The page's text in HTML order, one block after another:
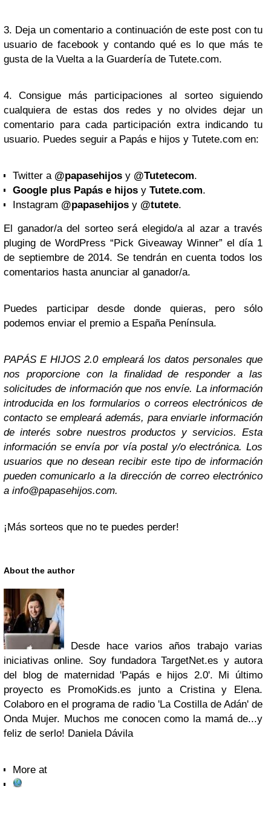
3. Deja un comentario a continuación de este post con tu
usuario de facebook y contando qué es lo que más te
gusta de la Vuelta a la Guardería de Tutete.com.
4. Consigue más participaciones al sorteo siguiendo
cualquiera de estas dos redes y no olvides dejar un
comentario para cada participación extra indicando tu
usuario. Puedes seguir a Papás e hijos y Tutete.com en:
Twitter a @papasehijos y @Tutetecom.
Google plus Papás e hijos y Tutete.com.
Instagram @papasehijos y @tutete.
El ganador/a del sorteo será elegido/a al azar a través
pluging de WordPress “Pick Giveaway Winner” el día 1
de septiembre de 2014. Se tendrán en cuenta todos los
comentarios hasta anunciar al ganador/a.
Puedes participar desde donde quieras, pero sólo
podemos enviar el premio a España Península.
PAPÁS E HIJOS 2.0 empleará los datos personales que
nos proporcione con la finalidad de responder a las
solicitudes de información que nos envíe. La información
introducida en los formularios o correos electrónicos de
contacto se empleará además, para enviarle información
de interés sobre nuestros productos y servicios. Esta
información se envía por vía postal y/o electrónica. Los
usuarios que no desean recibir este tipo de información
pueden comunicarlo a la dirección de correo electrónico
a info@papasehijos.com.
¡Más sorteos que no te puedes perder!
About the author
Desde hace varios años trabajo varias
iniciativas online. Soy fundadora TargetNet.es y autora
del blog de maternidad 'Papás e hijos 2.0'. Mi último
proyecto es PromoKids.es junto a Cristina y Elena.
Colaboro en el programa de radio 'La Costilla de Adán' de
Onda Mujer. Muchos me conocen como la mamá de...y
feliz de serlo! Daniela Dávila
More at